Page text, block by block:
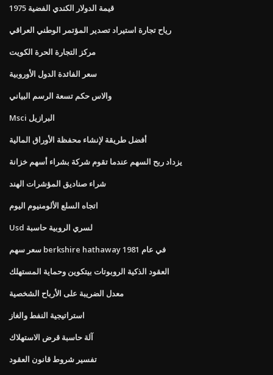
قيمة الدولار الكندي الفضية 1975
رياح تجارة استيراد تصدير المؤتمر الوطني العراقي
مركز التجارة الحرة الكويت
سعر الفائدة الدول الأوروبية
والاس حكم تسعة الرسم البياني
Msci البرازيل
أفضل طريقة لإنشاء محفظة الأوراق المالية
يزداد ربح السهم عندما تقوم شركة بشراء أسهم خزانة
شراء صناديق المؤشرات الهند
اتجاه السلع الألومنيوم اليوم
Usd لسري الروبية حاسبة
سعر سهم berkshire hathaway في عام 1981
العقود الذكية الروبوتات بيتكوين وحماية المستهلك
معدل الضريبة على الأرباح الشخصية
استراتيجية النفط والغاز
آلة حاسبة قرض الاستهلاك
تفسير شروط قانون العقود